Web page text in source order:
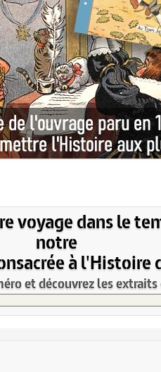
voyage dans le
notre
à l'Histoire
et découvrez les